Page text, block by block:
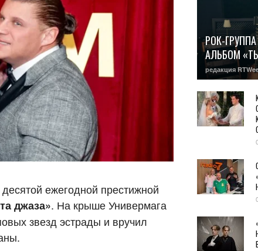
ежегодной престижной
джаза». На крыше Универмага
звезд эстрады и вручил
РОК-
АЛЬБОМ
редакция